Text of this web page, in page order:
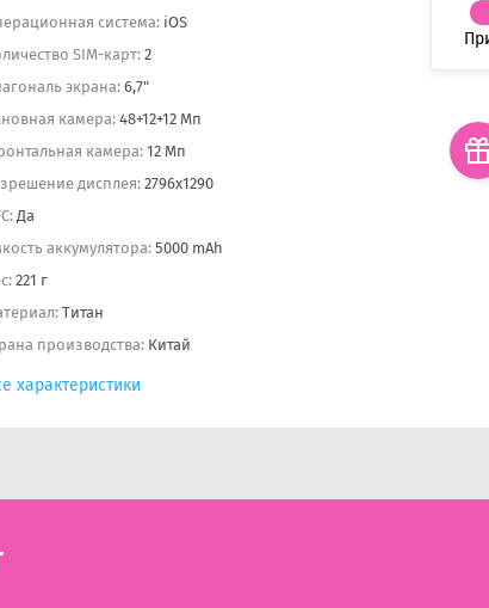
система: iOS
SIM-карт: 2
экрана: 6,7"
камера: 48+12+12 Мп
камера: 12 Мп
дисплея: 2796x1290
Да
аккумулятора: 5000 mAh
221 г
Титан
производства: Китай
характеристики